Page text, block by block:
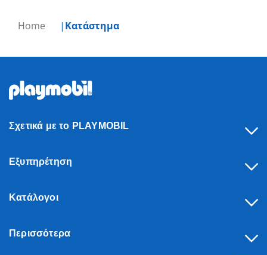
Home Κατάστημα
Σχετικά με το PLAYMOBIL
Εξυπηρέτηση
Κατάλογοι
Περισσότερα